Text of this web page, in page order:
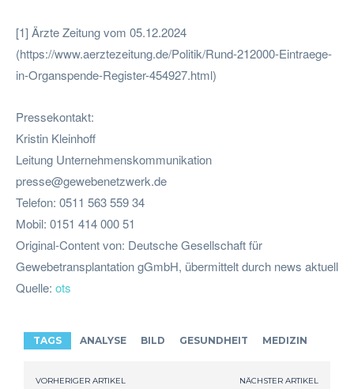
[1] Ärzte Zeitung vom 05.12.2024
(https://www.aerztezeitung.de/Politik/Rund-212000-Eintraege-
in-Organspende-Register-454927.html)
Pressekontakt:
Kristin Kleinhoff
Leitung Unternehmenskommunikation
presse@gewebenetzwerk.de
Telefon: 0511 563 559 34
Mobil: 0151 414 000 51
Original-Content von: Deutsche Gesellschaft für
Gewebetransplantation gGmbH, übermittelt durch news aktuell
Quelle: ots
TAGS ANALYSE BILD GESUNDHEIT MEDIZIN
VORHERIGER ARTIKEL NÄCHSTER ARTIKEL